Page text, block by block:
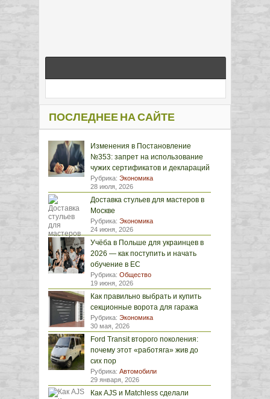
ПОСЛЕДНЕЕ НА САЙТЕ
Изменения в Постановление
№353: запрет на использование
чужих сертификатов и деклараций
Рубрика: Экономика
28 июля, 2026
Доставка стульев для мастеров в
Москве
Рубрика: Экономика
24 июня, 2026
Учёба в Польше для украинцев в
2026 — как поступить и начать
обучение в ЕС
Рубрика: Общество
19 июня, 2026
Как правильно выбрать и купить
секционные ворота для гаража
Рубрика: Экономика
30 мая, 2026
Ford Transit второго поколения:
почему этот «работяга» жив до
сих пор
Рубрика: Автомобили
29 января, 2026
Как AJS и Matchless сделали